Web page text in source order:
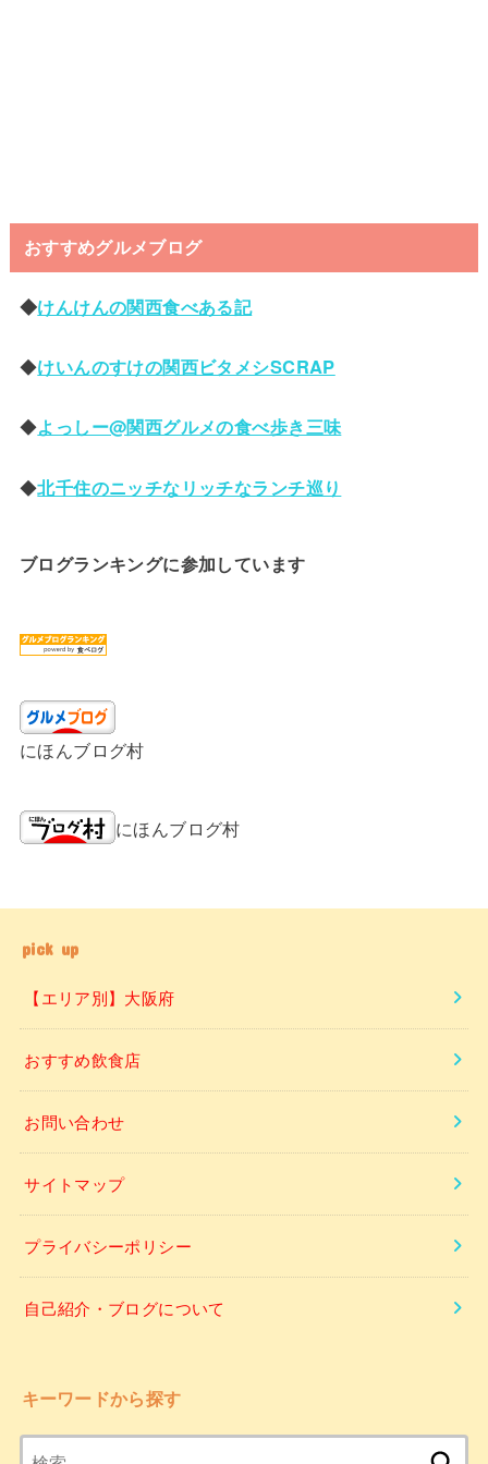
おすすめグルメブログ
◆けんけんの関西食べある記
◆けいんのすけの関西ビタメシSCRAP
◆よっしー@関西グルメの食べ歩き三味
◆北千住のニッチなリッチなランチ巡り
ブログランキングに参加しています
にほんブログ村
にほんブログ村
pick up
【エリア別】大阪府
おすすめ飲食店
お問い合わせ
サイトマップ
プライバシーポリシー
自己紹介・ブログについて
キーワードから探す